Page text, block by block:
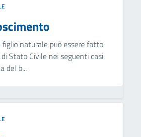
naturale può essere fatto
Stato Civile nei seguenti casi:
del b...